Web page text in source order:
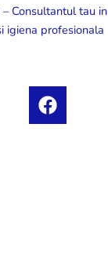
Consultantul tau in
igiena profesionala
F
a
c